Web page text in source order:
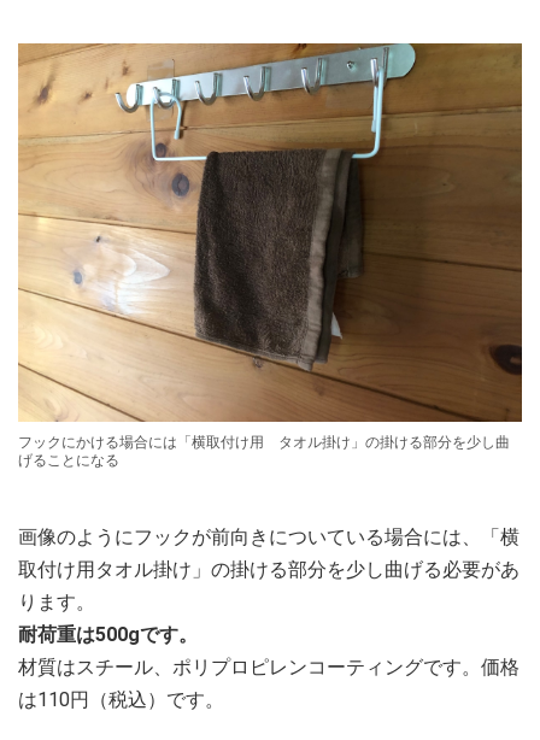
フックにかける場合には「横取付け用 タオル掛け」の掛ける部分を少し曲
げることになる
画像のようにフックが前向きについている場合には、「横
取付け用タオル掛け」の掛ける部分を少し曲げる必要があ
ります。
耐荷重は500gです。
材質はスチール、ポリプロピレンコーティングです。価格
は110円（税込）です。